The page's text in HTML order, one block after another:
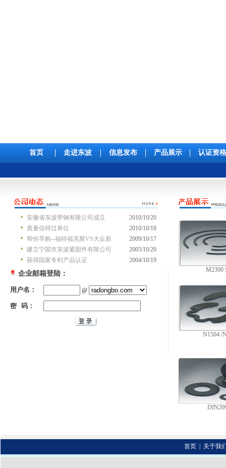
首页 走进东波 信息发布 产品展示 认证资格
安徽省东波带钢有限公司成立
2010/10/20
质量信得过单位
2010/10/18
帮你导购--福特福克斯VS大众新
2009/10/17
建立宁国市东波紧固件有限公司
2005/10/20
获得国家专利产品认证
2004/10/19
企业邮箱登陆：
用户名： @
密 码：
M2300
N1504 /
首页| 关于我